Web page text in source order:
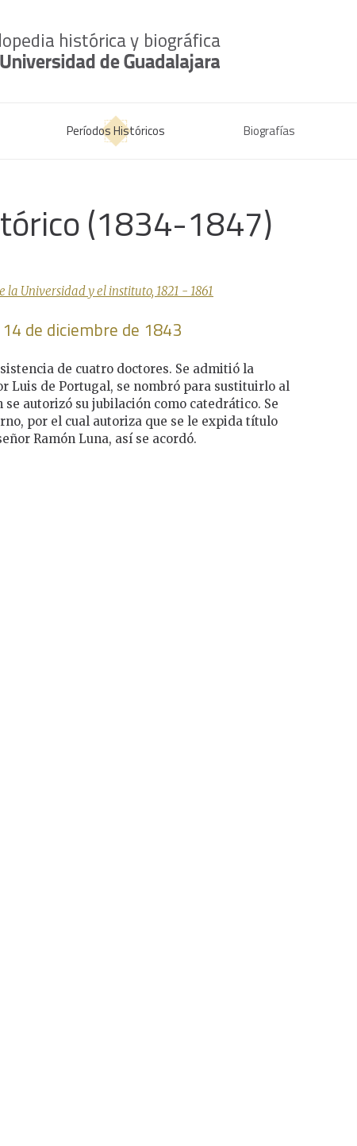
Períodos Históricos Biografías
(1834-1847)
Universidad y el instituto, 1821 - 1861
de diciembre de 1843
de cuatro doctores. Se admitió la
Luis de Portugal, se nombró para sustituirlo al
se autorizó su jubilación como catedrático. Se
por el cual autoriza que se le expida título
Ramón Luna, así se acordó.